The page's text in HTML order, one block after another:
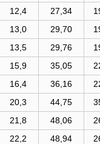
12,4 27,34
13,0 29,70
13,5 29,76
15,9 35,05
16,4 36,16
20,3 44,75
21,8 48,06
22,2 48,94